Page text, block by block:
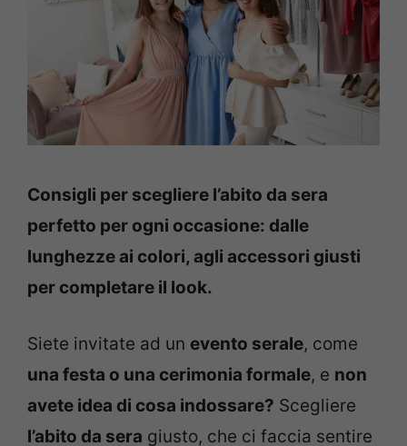
Consigli per scegliere l’abito da sera
perfetto per ogni occasione: dalle
lunghezze ai colori, agli accessori giusti
per completare il look.
Siete invitate ad un evento serale, come
una festa o una cerimonia formale, e non
avete idea di cosa indossare? Scegliere
l’abito da sera giusto, che ci faccia sentire